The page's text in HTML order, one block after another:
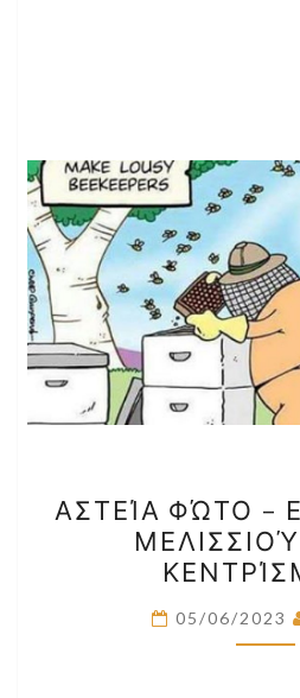
–
ΑΣΤΕΊΑ ΦΏΤΟ –
05/06/2023